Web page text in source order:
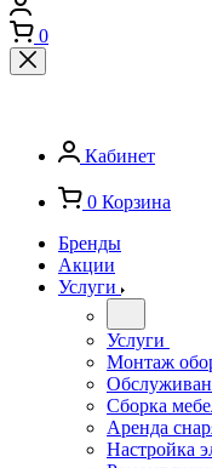
0
Кабинет
0 Корзина
Бренды
Акции
Услуги
Услуги
Монтаж
Сборка
Аренда
Настройка